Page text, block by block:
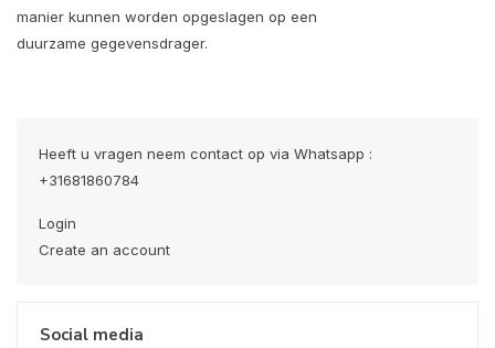
manier kunnen worden opgeslagen op een
duurzame gegevensdrager.
Heeft u vragen neem contact op via Whatsapp :
+31681860784
Login
Create an account
Social media